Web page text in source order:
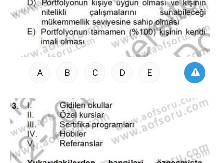
A B C D E